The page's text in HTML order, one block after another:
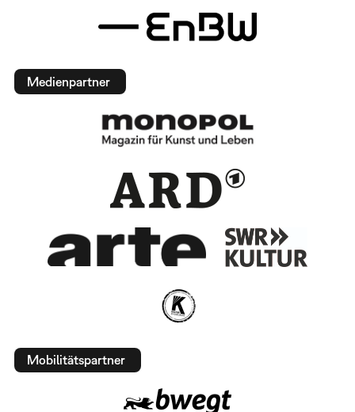
Medienpartner
Mobilitätspartner